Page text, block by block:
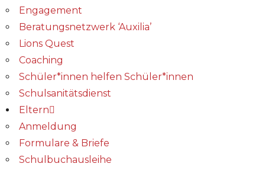
Engagement
Beratungsnetzwerk ‘Auxilia’
Lions Quest
Coaching
Schüler*innen helfen Schüler*innen
Schulsanitätsdienst
Eltern
Anmeldung
Formulare & Briefe
Schulbuchausleihe